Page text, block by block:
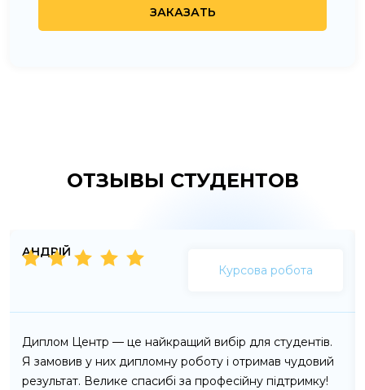
ОТЗЫВЫ СТУДЕНТОВ
АНДРІЙ
Курсова робота
Диплом Центр — це найкращий вибір для студентів.
Я замовив у них дипломну роботу і отримав чудовий
результат. Велике спасибі за професійну підтримку!